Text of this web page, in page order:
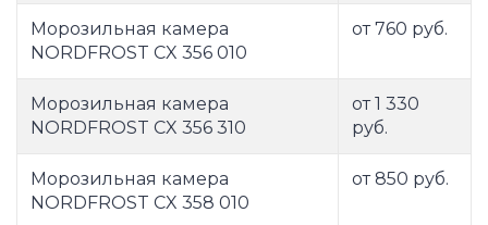
Морозильная камера
NORDFROST CX 356 010
от 760 руб.
Морозильная камера
NORDFROST CX 356 310
от 1 330
руб.
Морозильная камера
NORDFROST CX 358 010
от 850 руб.